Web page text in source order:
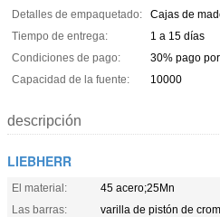
Detalles de empaquetado:
Cajas de
Tiempo de entrega:
1 a 15 días
Condiciones de pago:
30% pago
Capacidad de la fuente:
10000
descripción
LIEBHERR
El material:
45 acero;25Mn
Las barras:
varilla de pistón de